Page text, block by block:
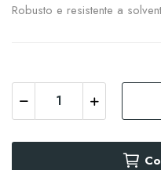
Robusto e resistente a